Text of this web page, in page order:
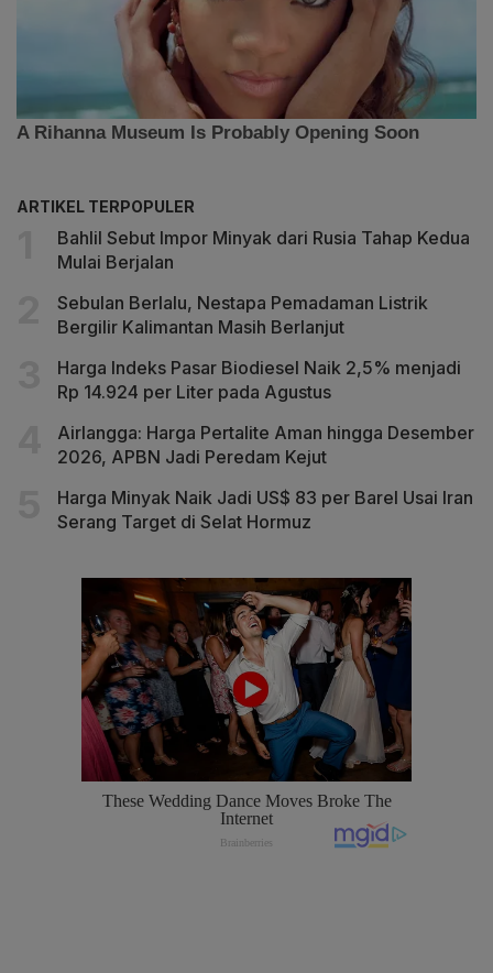
ARTIKEL TERPOPULER
Bahlil Sebut Impor Minyak dari Rusia Tahap Kedua
Mulai Berjalan
Sebulan Berlalu, Nestapa Pemadaman Listrik
Bergilir Kalimantan Masih Berlanjut
Harga Indeks Pasar Biodiesel Naik 2,5% menjadi
Rp 14.924 per Liter pada Agustus
Airlangga: Harga Pertalite Aman hingga Desember
2026, APBN Jadi Peredam Kejut
Harga Minyak Naik Jadi US$ 83 per Barel Usai Iran
Serang Target di Selat Hormuz